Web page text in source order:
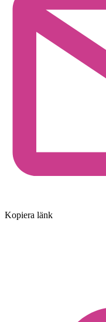
Kopiera länk